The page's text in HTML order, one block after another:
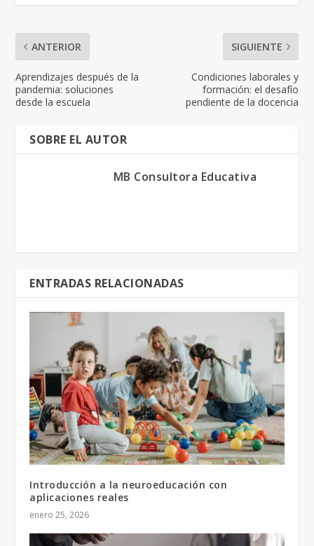
ANTERIOR
Aprendizajes después de la
pandemia: soluciones
desde la escuela
SIGUIENTE
Condiciones laborales y
formación: el desafío
pendiente de la docencia
SOBRE EL AUTOR
MB Consultora Educativa
ENTRADAS RELACIONADAS
Introducción a la neuroeducación con
aplicaciones reales
enero 25, 2026